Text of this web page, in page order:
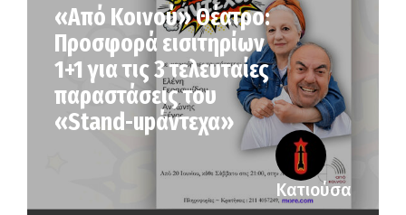
«Από Κοινού» Θέατρο:
Προσφορά εισιτηρίων
1+1 για τις 3 τελευταίες
παραστάσεις του
«Stand-upάντεχα»
Κατιούσα